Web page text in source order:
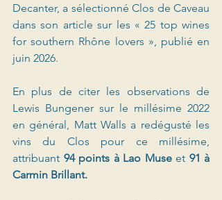
Decanter, a sélectionné Clos de Caveau
dans son article sur les « 25 top wines
for southern Rhône lovers », publié en
juin 2026.
En plus de citer les observations de
Lewis Bungener sur le millésime 2022
en général, Matt Walls a redégusté les
vins du Clos pour ce millésime,
attribuant 94 points à Lao Muse et 91 à
Carmin Brillant.